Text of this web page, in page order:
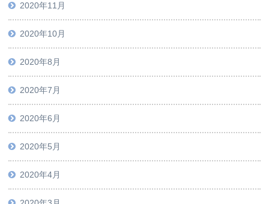
2020年11月
2020年10月
2020年8月
2020年7月
2020年6月
2020年5月
2020年4月